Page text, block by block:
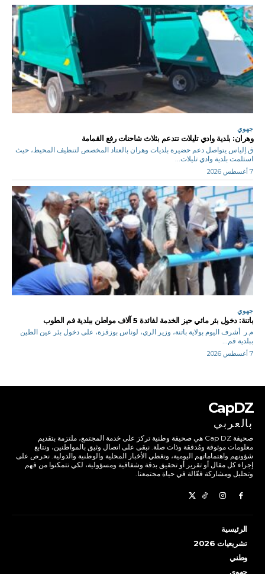
جهوي
وهران: بلدية وادي تليلات تتدعم بثلاث شاحنات رفع القمامة
ق.إلياس يتواصل دعم حضيرة بلديات وهران بالعتاد المخصص لتنظيف المحيط، حيث
استلمت بلدية وادي تليلات...
7 أغسطس 2026
جهوي
باتنة: دخول بئر مائي حيز الخدمة لفائدة 5 آلاف مواطن ببلدية فم الطوب
م.ر أشرف اليوم بولاية باتنة، وزير الري، لوناس بوزقزة، على دخول بئر عين الطين
ببلدية فم...
7 أغسطس 2026
CapDZ
بالعربي
صحيفة Cap DZ هي صحيفة وطنية تركز على خدمة المجتمع، ملتزمة بتقديم
معلومات موثوقة ومُدققة وذات صلة. نبقى على اتصال وثيق بالمواطنين، ونتابع
شؤونهم واهتماماتهم اليومية، ونغطي الأخبار المحلية والوطنية والدولية. نحرص على
إجراء كل مقال أو تقرير أو تحقيق بدقة وشفافية ومسؤولية، لكي تتمكنوا من فهم
وتحليل ومشاركة فعّالة في حياة مجتمعنا.
الرئيسية
تشريعيات 2026
وطني
جهوي